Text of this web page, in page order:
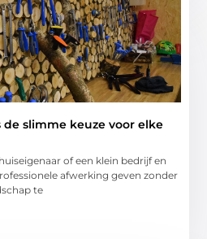
slimme keuze voor elke
of een klein bedrijf en
afwerking geven zonder
te